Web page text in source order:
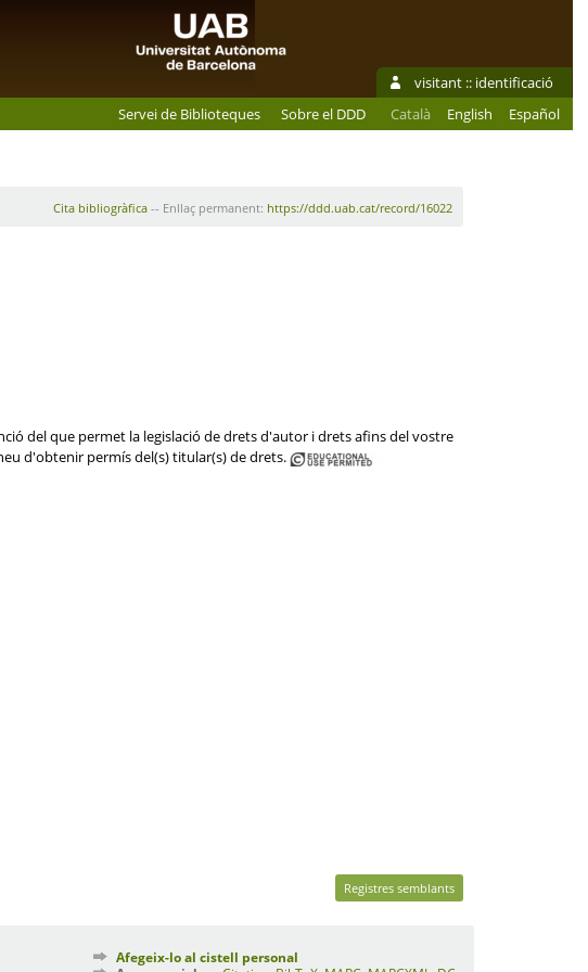
visitant :: identificació
Servei de Biblioteques Sobre el DDD Català English Español
Cita bibliogràfica-- Enllaç permanent: https://ddd.uab.cat/record/16022
del que permet la legislació de drets d'autor i drets afins del vostre
d'obtenir permís del(s) titular(s) de drets.
Registres semblants
Afegeix-lo al cistell personal